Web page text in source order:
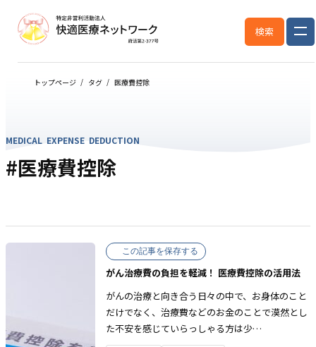
検索
トップページ タグ 医療費控除
MEDICAL EXPENSE DEDUCTION
#医療費控除
この記事を保存する
がん治療費の負担を軽減！ 医療費控除の活用法
がんの治療と向き合う日々の中で、お身体のこと
だけでなく、治療費などのお金のことで漠然とし
た不安を感じていらっしゃる方は少…